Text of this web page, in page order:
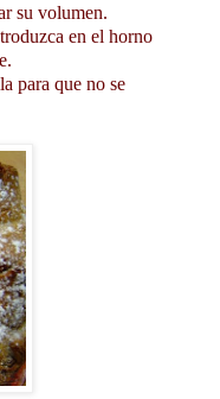
su volumen.
en el horno
para que no se